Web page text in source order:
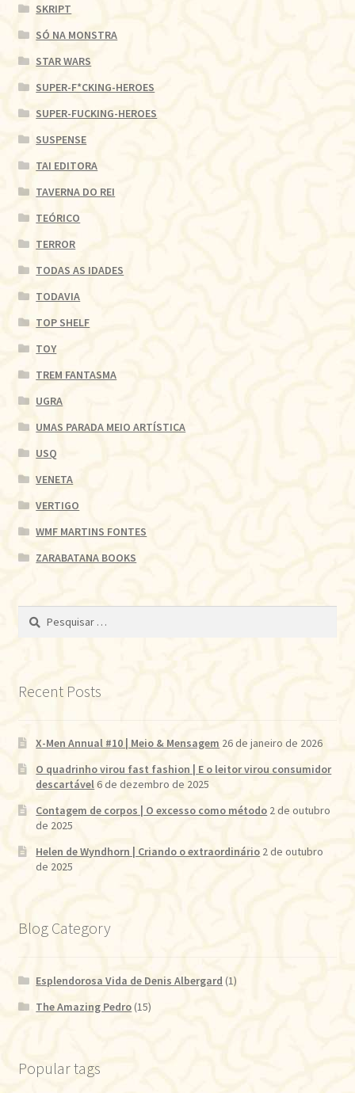
SKRIPT
SÓ NA MONSTRA
STAR WARS
SUPER-F*CKING-HEROES
SUPER-FUCKING-HEROES
SUSPENSE
TAI EDITORA
TAVERNA DO REI
TEÓRICO
TERROR
TODAS AS IDADES
TODAVIA
TOP SHELF
TOY
TREM FANTASMA
UGRA
UMAS PARADA MEIO ARTÍSTICA
USQ
VENETA
VERTIGO
WMF MARTINS FONTES
ZARABATANA BOOKS
Pesquisar
Recent Posts
X-Men Annual #10 | Meio & Mensagem 26 de janeiro de 2026
O quadrinho virou fast fashion | E o leitor virou consumidor
descartável6 de dezembro de 2025
Contagem de corpos | O excesso como método 2 de outubro
de 2025
Helen de Wyndhorn | Criando o extraordinário 2 de outubro
de 2025
Blog Category
Esplendorosa Vida de Denis Albergard (1)
The Amazing Pedro (15)
Popular tags